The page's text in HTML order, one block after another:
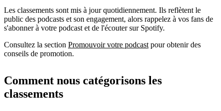
Les classements sont mis à jour quotidiennement. Ils reflètent le
public des podcasts et son engagement, alors rappelez à vos fans de
s'abonner à votre podcast et de l'écouter sur Spotify.
Consultez la section Promouvoir votre podcast pour obtenir des
conseils de promotion.
Comment nous catégorisons les
classements